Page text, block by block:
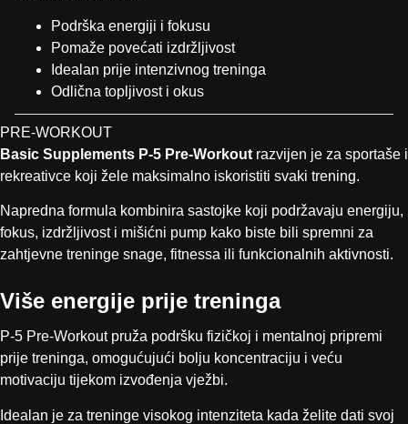
Podrška energiji i fokusu
Pomaže povećati izdržljivost
Idealan prije intenzivnog treninga
Odlična topljivost i okus
PRE-WORKOUT
Basic Supplements P-5 Pre-Workout razvijen je za sportaše i
rekreativce koji žele maksimalno iskoristiti svaki trening.
Napredna formula kombinira sastojke koji podržavaju energiju,
fokus, izdržljivost i mišićni pump kako biste bili spremni za
zahtjevne treninge snage, fitnessa ili funkcionalnih aktivnosti.
Više energije prije treninga
P-5 Pre-Workout pruža podršku fizičkoj i mentalnoj pripremi
prije treninga, omogućujući bolju koncentraciju i veću
motivaciju tijekom izvođenja vježbi.
Idealan je za treninge visokog intenziteta kada želite dati svoj